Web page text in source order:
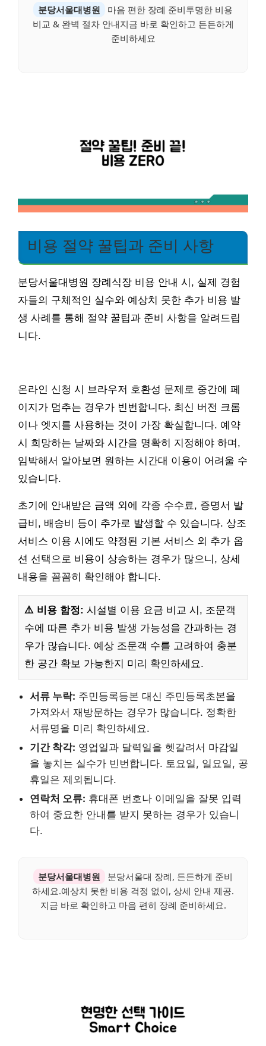
분당서울대병원
마음 편한 장례 준비투명한 비용
비교 & 완벽 절차 안내지금 바로 확인하고 든든하게
준비하세요
비용 절약 꿀팁과 준비 사항
분당서울대병원 장례식장 비용 안내 시, 실제 경험
자들의 구체적인 실수와 예상치 못한 추가 비용 발
생 사례를 통해 절약 꿀팁과 준비 사항을 알려드립
니다.
온라인 신청 시 브라우저 호환성 문제로 중간에 페
이지가 멈추는 경우가 빈번합니다. 최신 버전 크롬
이나 엣지를 사용하는 것이 가장 확실합니다. 예약
시 희망하는 날짜와 시간을 명확히 지정해야 하며,
임박해서 알아보면 원하는 시간대 이용이 어려울 수
있습니다.
초기에 안내받은 금액 외에 각종 수수료, 증명서 발
급비, 배송비 등이 추가로 발생할 수 있습니다. 상조
서비스 이용 시에도 약정된 기본 서비스 외 추가 옵
션 선택으로 비용이 상승하는 경우가 많으니, 상세
내용을 꼼꼼히 확인해야 합니다.
⚠️ 비용 함정: 시설별 이용 요금 비교 시, 조문객
수에 따른 추가 비용 발생 가능성을 간과하는 경
우가 많습니다. 예상 조문객 수를 고려하여 충분
한 공간 확보 가능한지 미리 확인하세요.
서류 누락: 주민등록등본 대신 주민등록초본을
가져와서 재방문하는 경우가 많습니다. 정확한
서류명을 미리 확인하세요.
기간 착각: 영업일과 달력일을 헷갈려서 마감일
을 놓치는 실수가 빈번합니다. 토요일, 일요일, 공
휴일은 제외됩니다.
연락처 오류: 휴대폰 번호나 이메일을 잘못 입력
하여 중요한 안내를 받지 못하는 경우가 있습니
다.
분당서울대병원
분당서울대 장례, 든든하게 준비
하세요.예상치 못한 비용 걱정 없이, 상세 안내 제공.
지금 바로 확인하고 마음 편히 장례 준비하세요.